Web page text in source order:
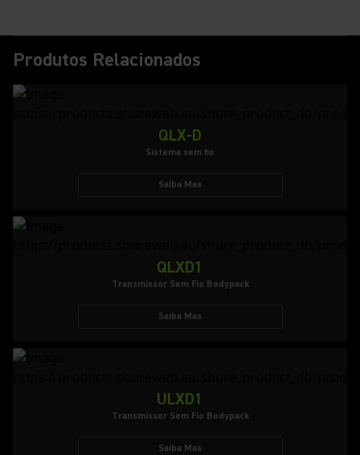
Produtos Relacionados
QLX-D
Sistema sem fio
Saiba Mas
QLXD1
Transmissor Sem Fio Bodypack
Saiba Mas
ULXD1
Transmissor Sem Fio Bodypack
Saiba Mas